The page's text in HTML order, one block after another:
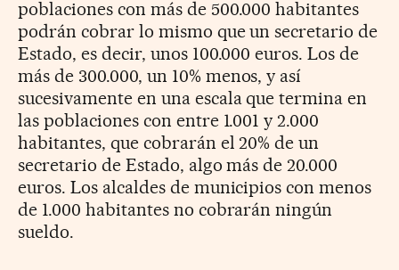
poblaciones con más de 500.000 habitantes
podrán cobrar lo mismo que un secretario de
Estado, es decir, unos 100.000 euros. Los de
más de 300.000, un 10% menos, y así
sucesivamente en una escala que termina en
las poblaciones con entre 1.001 y 2.000
habitantes, que cobrarán el 20% de un
secretario de Estado, algo más de 20.000
euros. Los alcaldes de municipios con menos
de 1.000 habitantes no cobrarán ningún
sueldo.